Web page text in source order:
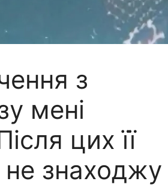
з
мені
цих її
не знаходжу